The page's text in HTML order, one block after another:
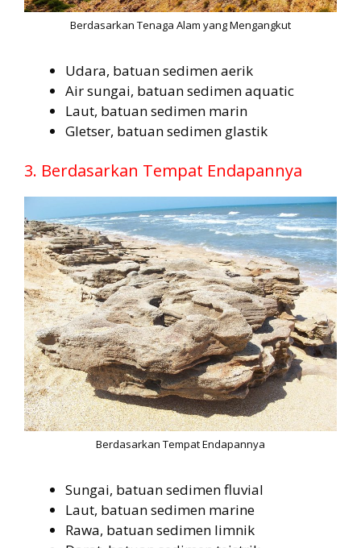
Berdasarkan Tenaga Alam yang Mengangkut
Udara, batuan sedimen aerik
Air sungai, batuan sedimen aquatic
Laut, batuan sedimen marin
Gletser, batuan sedimen glastik
3. Berdasarkan Tempat Endapannya
Berdasarkan Tempat Endapannya
Sungai, batuan sedimen fluvial
Laut, batuan sedimen marine
Rawa, batuan sedimen limnik